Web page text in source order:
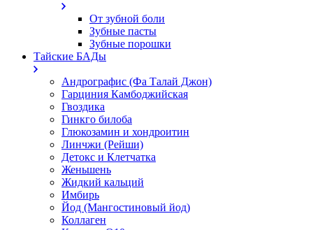
От зубной боли
Зубные пасты
Зубные порошки
Тайские БАДы
Андрографис (Фа Талай Джон)
Гарциния Камбоджийская
Гвоздика
Гинкго билоба
Глюкозамин и хондроитин
Линчжи (Рейши)
Детокс и Клетчатка
Женьшень
Жидкий кальций
Имбирь
Йод (Мангостиновый йод)
Коллаген